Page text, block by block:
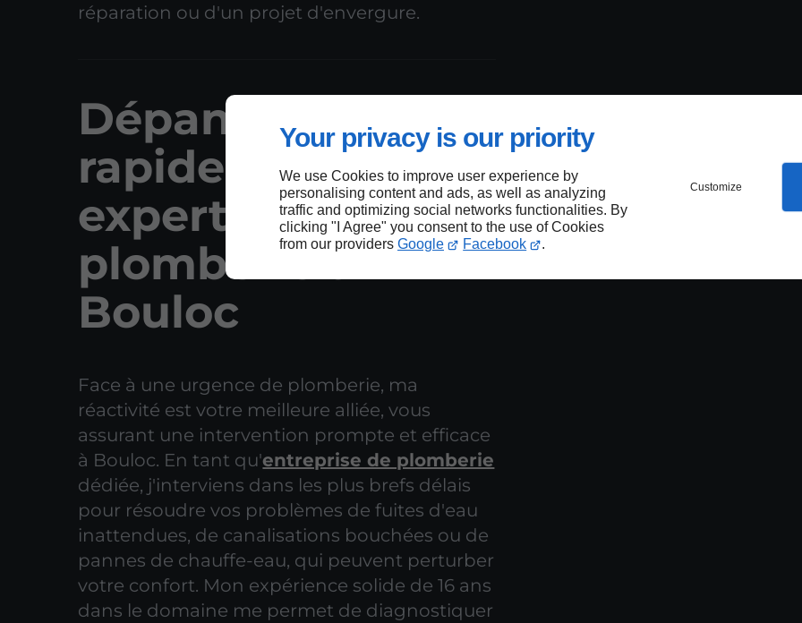
Your privacy is our priority
We use Cookies to improve user experience by
personalising content and ads, as well as analyzing
traffic and optimizing social networks functionalities. By
clicking "I Agree" you consent to the use of Cookies
from our providers Google Facebook .
Customize
réparation ou d'un projet d'envergure.
Dépannage
rapide et
expertise en
plomberie à
Bouloc
Face à une urgence de plomberie, ma
réactivité est votre meilleure alliée, vous
assurant une intervention prompte et efficace
à Bouloc. En tant qu'entreprise de plomberie
dédiée, j'interviens dans les plus brefs délais
pour résoudre vos problèmes de fuites d'eau
inattendues, de canalisations bouchées ou de
pannes de chauffe-eau, qui peuvent perturber
votre confort. Mon expérience solide de 16 ans
dans le domaine me permet de diagnostiquer